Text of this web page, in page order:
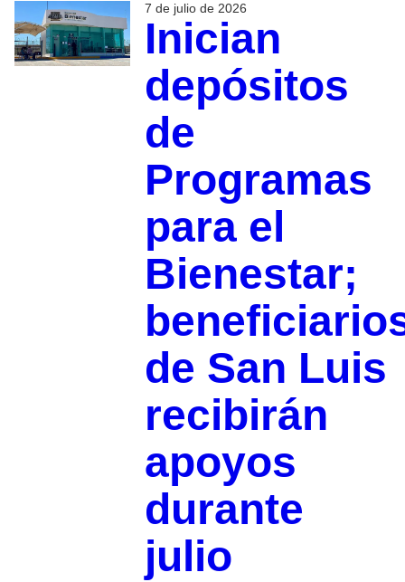
7 de julio de 2026
Inician
depósitos
de
Programas
para el
Bienestar;
de San Luis
recibirán
apoyos
durante
julio